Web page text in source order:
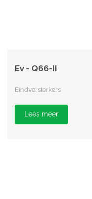
Ev - Q66-II
Eindversterkers
Lees meer